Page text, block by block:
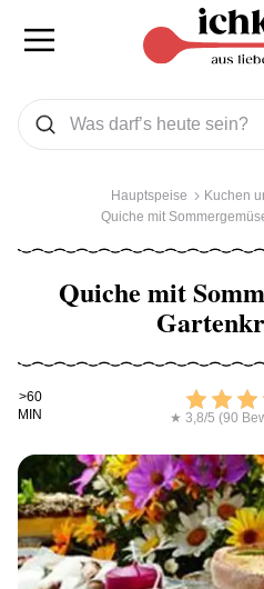
Was wollen Sie suchen
Suchen
Hauptspeise
Kuchen
Quiche mit
Quiche mit
Kochdauer
>60
MIN
★ 3,8/5 (90